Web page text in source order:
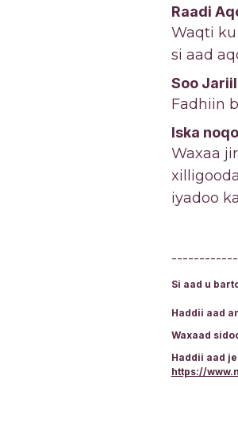
Raadi
Waqti
si aad
Soo
Fadhiin
Iska
Waxaa
iyadoo
Si aad u
Haddii aad
Waxaad
Haddii aad
https://